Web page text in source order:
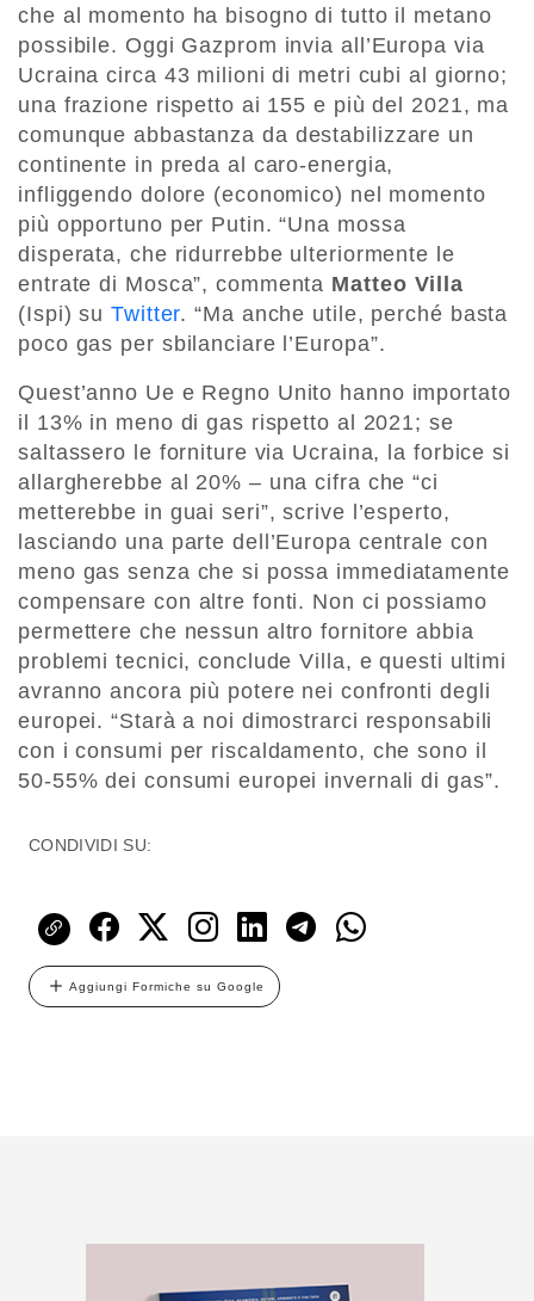
che al momento ha bisogno di tutto il metano
possibile. Oggi Gazprom invia all’Europa via
Ucraina circa 43 milioni di metri cubi al giorno;
una frazione rispetto ai 155 e più del 2021, ma
comunque abbastanza da destabilizzare un
continente in preda al caro-energia,
infliggendo dolore (economico) nel momento
più opportuno per Putin. “Una mossa
disperata, che ridurrebbe ulteriormente le
entrate di Mosca”, commenta Matteo Villa
(Ispi) suTwitter. “Ma anche utile, perché basta
poco gas per sbilanciare l’Europa”.
Quest’anno Ue e Regno Unito hanno importato
il 13% in meno di gas rispetto al 2021; se
saltassero le forniture via Ucraina, la forbice si
allargherebbe al 20% – una cifra che “ci
metterebbe in guai seri”, scrive l’esperto,
lasciando una parte dell’Europa centrale con
meno gas senza che si possa immediatamente
compensare con altre fonti. Non ci possiamo
permettere che nessun altro fornitore abbia
problemi tecnici, conclude Villa, e questi ultimi
avranno ancora più potere nei confronti degli
europei. “Starà a noi dimostrarci responsabili
con i consumi per riscaldamento, che sono il
50-55% dei consumi europei invernali di gas”.
CONDIVIDI SU:
Aggiungi Formiche su Google